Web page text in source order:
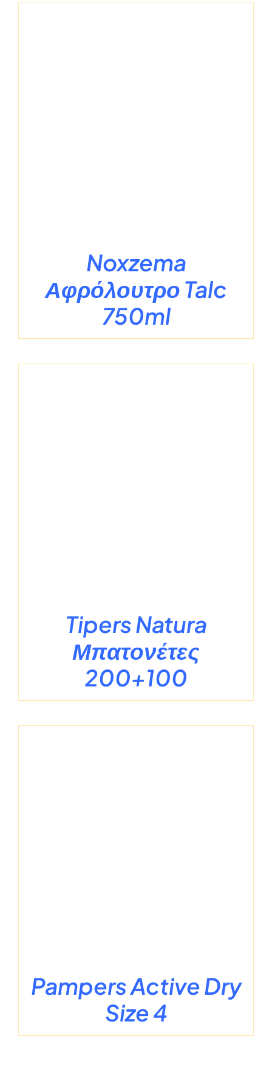
Noxzema
Αφρόλουτρο Talc
750ml
Tipers Natura
Μπατονέτες
200+100
Pampers Active Dry
Size 4